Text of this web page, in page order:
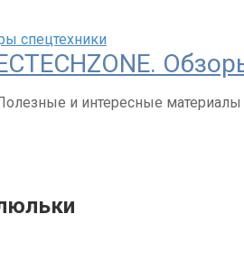
и интересные материалы